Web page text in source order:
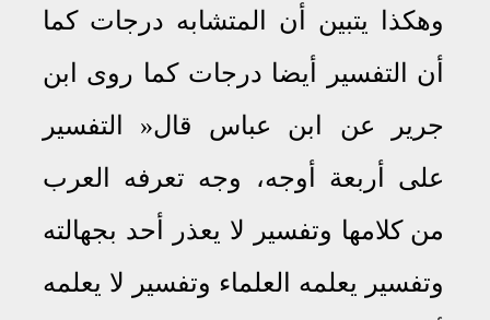
وهكذا يتبين أن المتشابه درجات كما
أن التفسير أيضا درجات كما روى ابن
جرير عن ابن عباس قال» التفسير
على أربعة أوجه، وجه تعرفه العرب
من كلامها وتفسير لا يعذر أحد بجهالته
وتفسير يعلمه العلماء وتفسير لا يعلمه